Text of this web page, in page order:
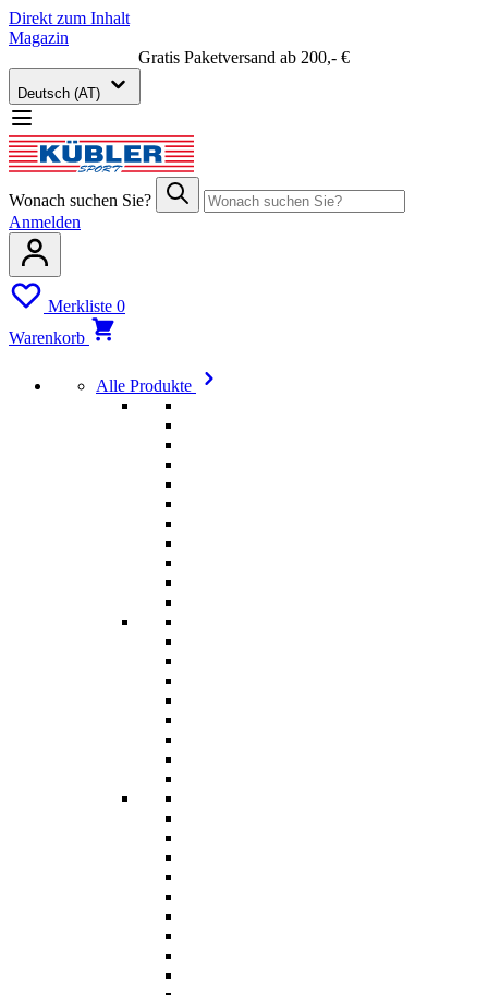
Direkt zum Inhalt
Magazin
Gratis Paketversand ab 200,- €
Deutsch (AT)
Wonach suchen Sie?
Anmelden
Merkliste 0
Warenkorb
Alle Produkte